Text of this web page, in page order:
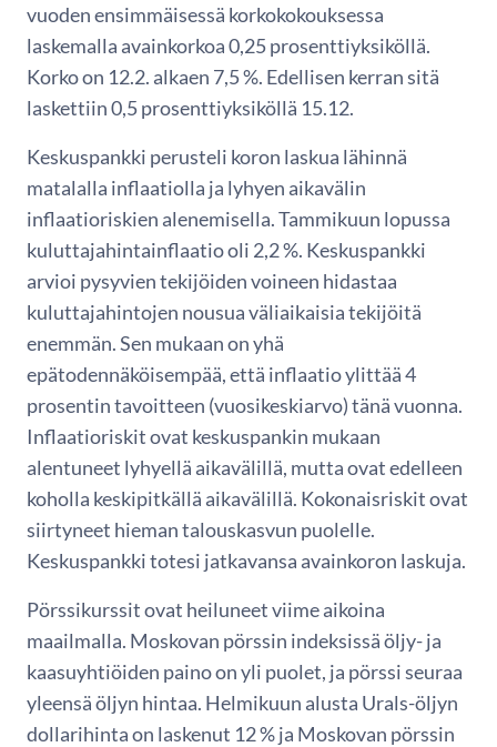
vuoden ensimmäisessä korkokokouksessa
laskemalla avainkorkoa 0,25 prosenttiyksiköllä.
Korko on 12.2. alkaen 7,5 %. Edellisen kerran sitä
laskettiin 0,5 prosenttiyksiköllä 15.12.
Keskuspankki perusteli koron laskua lähinnä
matalalla inflaatiolla ja lyhyen aikavälin
inflaatioriskien alenemisella. Tammikuun lopussa
kuluttajahintainflaatio oli 2,2 %. Keskuspankki
arvioi pysyvien tekijöiden voineen hidastaa
kuluttajahintojen nousua väliaikaisia tekijöitä
enemmän. Sen mukaan on yhä
epätodennäköisempää, että inflaatio ylittää 4
prosentin tavoitteen (vuosikeskiarvo) tänä vuonna.
Inflaatioriskit ovat keskuspankin mukaan
alentuneet lyhyellä aikavälillä, mutta ovat edelleen
koholla keskipitkällä aikavälillä. Kokonaisriskit ovat
siirtyneet hieman talouskasvun puolelle.
Keskuspankki totesi jatkavansa avainkoron laskuja.
Pörssikurssit ovat heiluneet viime aikoina
maailmalla. Moskovan pörssin indeksissä öljy- ja
kaasuyhtiöiden paino on yli puolet, ja pörssi seuraa
yleensä öljyn hintaa. Helmikuun alusta Urals-öljyn
dollarihinta on laskenut 12 % ja Moskovan pörssin